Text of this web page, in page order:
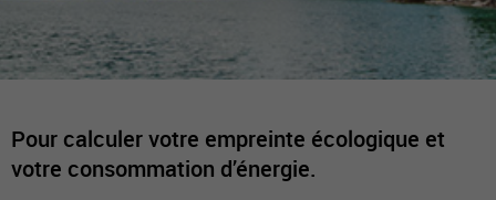
Pour calculer votre empreinte écologique et
votre consommation d’énergie.